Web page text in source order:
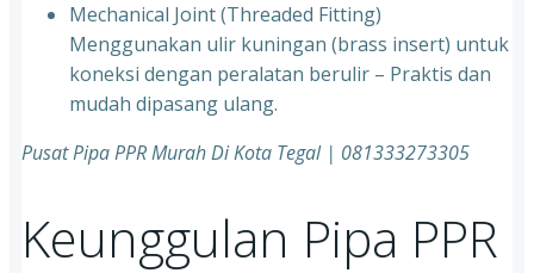
⁠Mechanical Joint (Threaded Fitting)
Menggunakan ulir kuningan (brass insert) untuk
koneksi dengan peralatan berulir – Praktis dan
mudah dipasang ulang.
Pusat Pipa PPR Murah Di Kota Tegal | 081333273305
Keunggulan Pipa PPR